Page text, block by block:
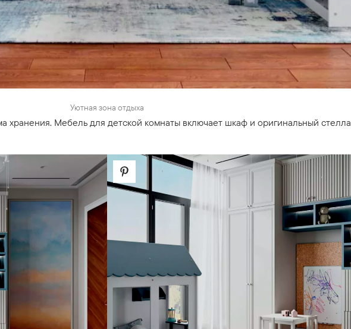
Уютная зона отдыха
хранения. Мебель для детской комнаты включает шкаф и оригинальный